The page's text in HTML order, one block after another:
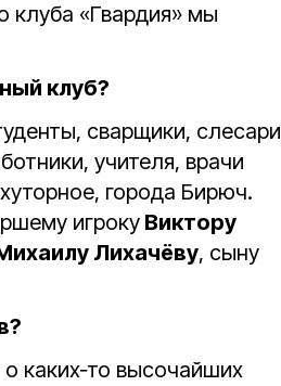
клуба «Гвардия» мы
клуб?
сварщики, слесари
учителя, врачи
города Бирюч.
игроку Виктору
Лихачёву, сыну
каких‑то высочайших